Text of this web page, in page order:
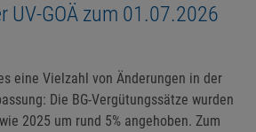
UV-GOÄ zum 01.07.2026
eine Vielzahl von Änderungen in der
Die BG-Vergütungssätze wurden
2025 um rund 5% angehoben. Zum